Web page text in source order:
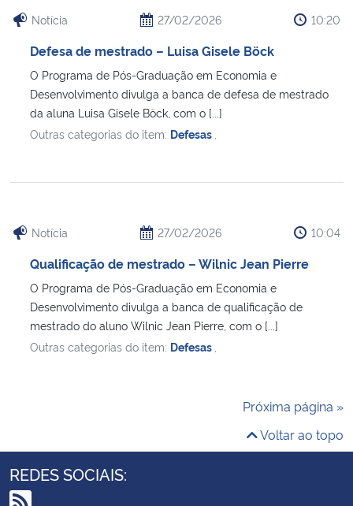
Notícia 27/02/2026 10:20
Defesa de mestrado – Luisa Gisele Böck
O Programa de Pós-Graduação em Economia e
Desenvolvimento divulga a banca de defesa de mestrado
da aluna Luisa Gisele Böck, com o [...]
Outras categorias do item: Defesas
Notícia 27/02/2026 10:04
Qualificação de mestrado – Wilnic Jean Pierre
O Programa de Pós-Graduação em Economia e
Desenvolvimento divulga a banca de qualificação de
mestrado do aluno Wilnic Jean Pierre, com o [...]
Outras categorias do item: Defesas
Próxima página »
Voltar ao topo
REDES SOCIAIS: